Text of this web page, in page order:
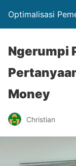
Optimalisasi
Ngerumpi
Money
Christian